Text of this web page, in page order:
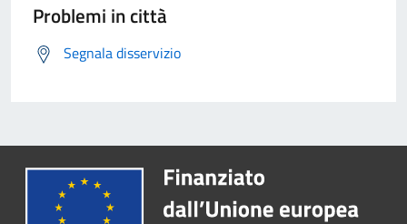
Problemi in città
Segnala disservizio